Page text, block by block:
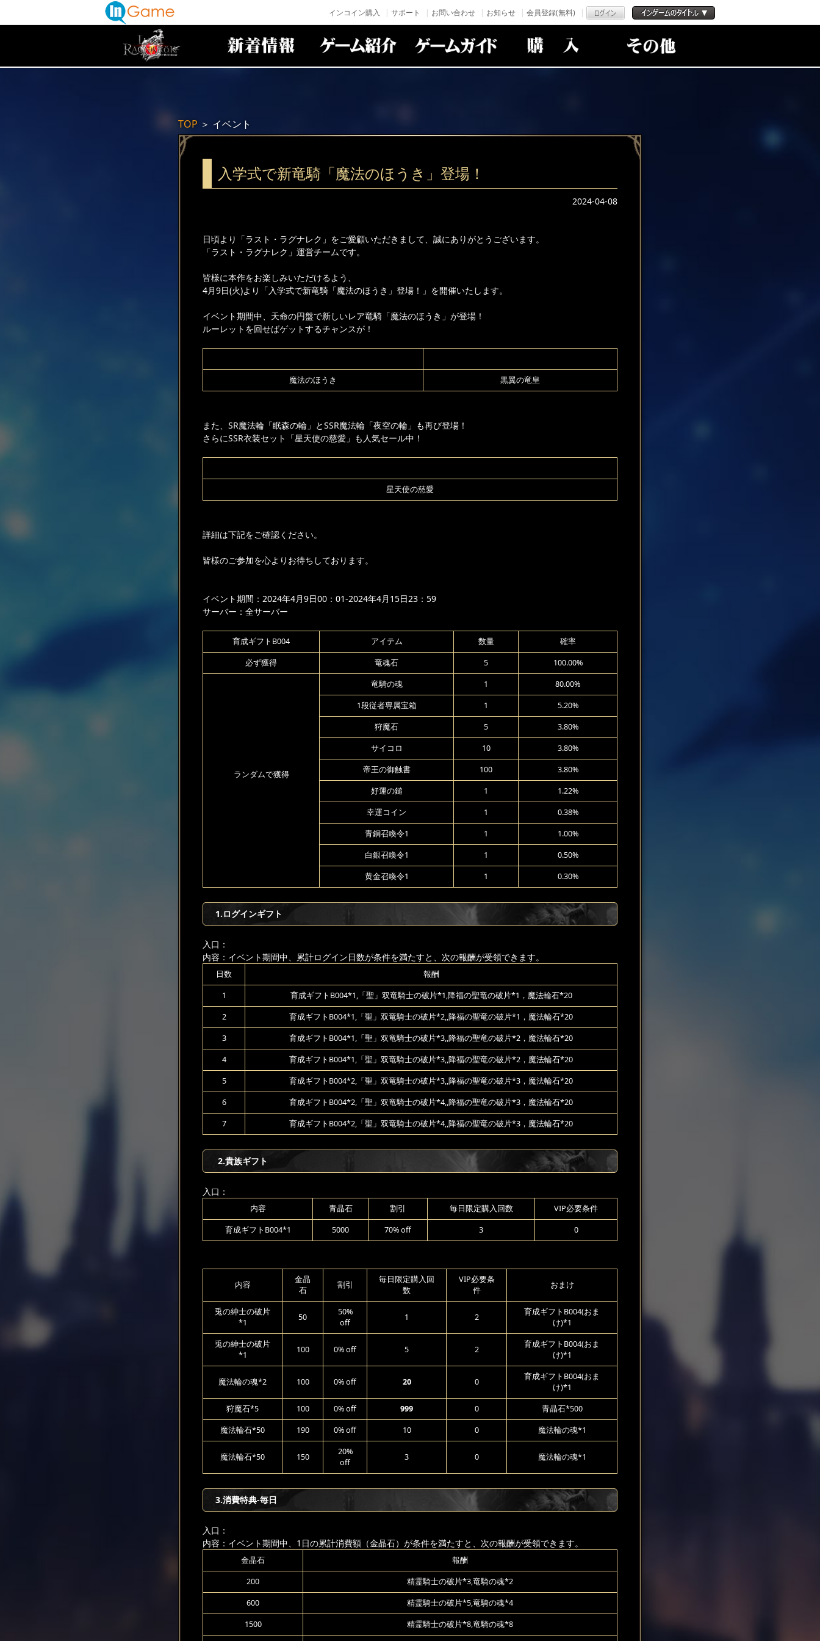
インコイン購入 サポート お問い合わせ お知らせ 会員登録(無料)
TOP ＞ イベント
入学式で新竜騎「魔法のほうき」登場！
2024-04-08
日頃より「ラスト・ラグナレク」をご愛顧いただきまして、誠にありがとうございます。
「ラスト・ラグナレク」運営チームです。
皆様に本作をお楽しみいただけるよう、
4月9日(火)より「入学式で新竜騎「魔法のほうき」登場！」を開催いたします。
イベント期間中、天命の円盤で新しいレア竜騎「魔法のほうき」が登場！
ルーレットを回せばゲットするチャンスが！
魔法のほうき 黒翼の竜皇
また、SR魔法輪「眠森の輪」とSSR魔法輪「夜空の輪」も再び登場！
さらにSSR衣装セット「星天使の慈愛」も人気セール中！
星天使の慈愛
詳細は下記をご確認ください。
皆様のご参加を心よりお待ちしております。
イベント期間：2024年4月9日00：01-2024年4月15日23：59
サーバー：全サーバー
育成ギフトB004 アイテム 数量 確率
必ず獲得 竜魂石 5 100.00%
ランダムで獲得
竜騎の魂 1 80.00%
1段従者専属宝箱 1 5.20%
狩魔石 5 3.80%
サイコロ 10 3.80%
帝王の御触書 100 3.80%
好運の鎚 1 1.22%
幸運コイン 1 0.38%
青銅召喚令1 1 1.00%
白銀召喚令1 1 0.50%
黄金召喚令1 1 0.30%
1.ログインギフト
入口：
内容：イベント期間中、累計ログイン日数が条件を満たすと、次の報酬が受領できます。
日数 報酬
1 育成ギフトB004*1,「聖」双竜騎士の破片*1,降福の聖竜の破片*1，魔法輪石*20
2 育成ギフトB004*1,「聖」双竜騎士の破片*2,,降福の聖竜の破片*1，魔法輪石*20
3 育成ギフトB004*1,「聖」双竜騎士の破片*3,,降福の聖竜の破片*2，魔法輪石*20
4 育成ギフトB004*1,「聖」双竜騎士の破片*3,,降福の聖竜の破片*2，魔法輪石*20
5 育成ギフトB004*2,「聖」双竜騎士の破片*3,,降福の聖竜の破片*3，魔法輪石*20
6 育成ギフトB004*2,「聖」双竜騎士の破片*4,,降福の聖竜の破片*3，魔法輪石*20
7 育成ギフトB004*2,「聖」双竜騎士の破片*4,,降福の聖竜の破片*3，魔法輪石*20
2.貴族ギフト
入口：
内容 青晶石 割引 毎日限定購入回数 VIP必要条件
育成ギフトB004*1 5000 70% off 3 0
内容
金晶
石
割引
毎日限定購入回
数
VIP必要条
件
おまけ
兎の紳士の破片
*1
50
50%
off
1 2
育成ギフトB004(おま
け)*1
兎の紳士の破片
*1
100 0% off 5 2
育成ギフトB004(おま
け)*1
魔法輪の魂*2 100 0% off 20 0
育成ギフトB004(おま
け)*1
狩魔石*5 100 0% off 999 0 青晶石*500
魔法輪石*50 190 0% off 10 0 魔法輪の魂*1
魔法輪石*50 150
20%
off
3 0 魔法輪の魂*1
3.消費特典-毎日
入口：
内容：イベント期間中、1日の累計消費額（金晶石）が条件を満たすと、次の報酬が受領できます。
金晶石 報酬
200 精霊騎士の破片*3,竜騎の魂*2
600 精霊騎士の破片*5,竜騎の魂*4
1500 精霊騎士の破片*8,竜騎の魂*8